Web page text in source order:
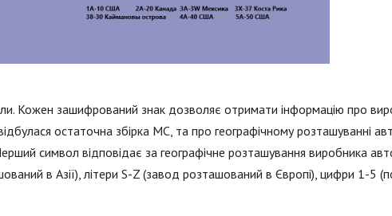
Кожен зашифрований знак дозволяє отримати інформацію про
остаточна збірка МС, та про географічному розташуванні
символ відповідає за географічне розташування виробника
в Азії), літери S-Z (завод розташований в Європі), цифри 1-5